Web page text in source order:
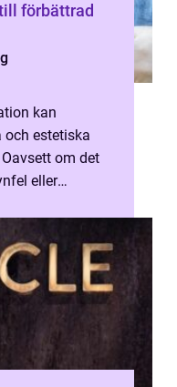
förbättrad
kan
estetiska
om det
eller